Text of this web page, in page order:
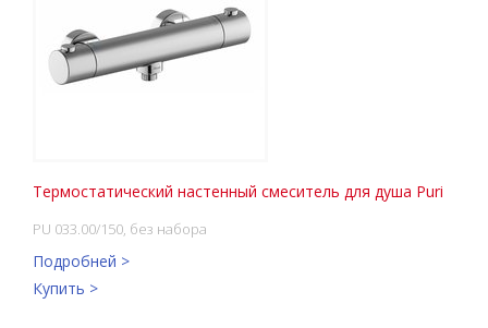
Термостатический настенный смеситель для душа Puri
PU 033.00/150, без набора
Подробней >
Купить >